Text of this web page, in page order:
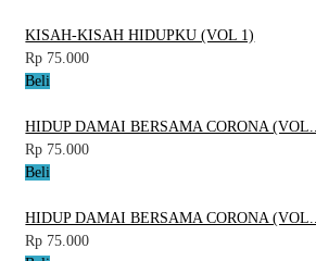
KISAH-KISAH HIDUPKU (VOL 1)
Rp 75.000
Beli
HIDUP DAMAI BERSAMA CORONA (VOL...
Rp 75.000
Beli
HIDUP DAMAI BERSAMA CORONA (VOL...
Rp 75.000